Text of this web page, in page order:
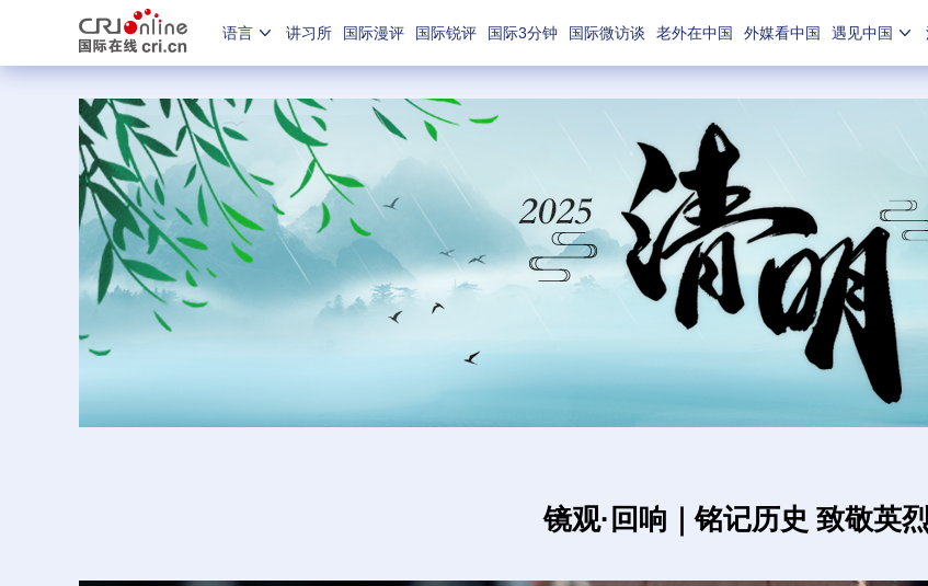
语言 讲习所 国际漫评 国际锐评 国际3分钟 国际微访谈 老外在中国 外媒看中国 遇见中国
镜观·回响｜铭记历史 致敬英烈